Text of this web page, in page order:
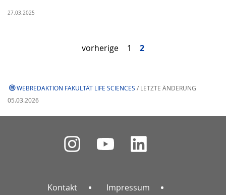
27.03.2025
vorherige 1 2
WEBREDAKTION FAKULTÄT LIFE SCIENCES / LETZTE ÄNDERUNG
05.03.2026
Kontakt Impressum